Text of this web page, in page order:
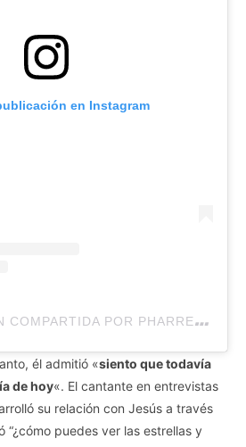
en Instagram
U
NA PUBLICACIÓN COMPARTIDA POR PHARRELL WILLIAMS (@PHARRELL)
él admitió «siento que todavía
de hoy«. El cantante en entrevistas
su relación con Jesús a través
puedes ver las estrellas y